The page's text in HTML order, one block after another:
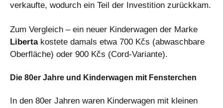
verkaufte, wodurch ein Teil der Investition zurückkam.
Zum Vergleich – ein neuer Kinderwagen der Marke
Libertakostete damals etwa 700 Kčs (abwaschbare
Oberfläche) oder 900 Kčs (Cord-Variante).
Die 80er Jahre und Kinderwagen mit Fensterchen
In den 80er Jahren waren Kinderwagen mit kleinen